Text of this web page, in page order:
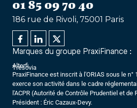
01 85 09 70 40
186 rue de Rivoli, 75001 Paris
Marques du groupe PraxiFinance :
Alterfi
Trésovia
PraxiFinance est inscrit à l'ORIAS sous le n°
exerce son activité dans le cadre
l'ACPR (Autorité de Contrôle Prudentiel et de
Président : Éric Cazaux-Devy.